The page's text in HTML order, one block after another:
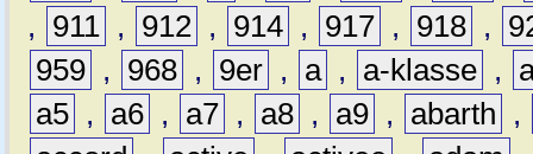
,
911 , 912 , 914 , 917 , 918 ,
959 , 968 , 9er , a , a-klasse ,
a5 , a6 , a7 , a8 , a9 , abarth
,